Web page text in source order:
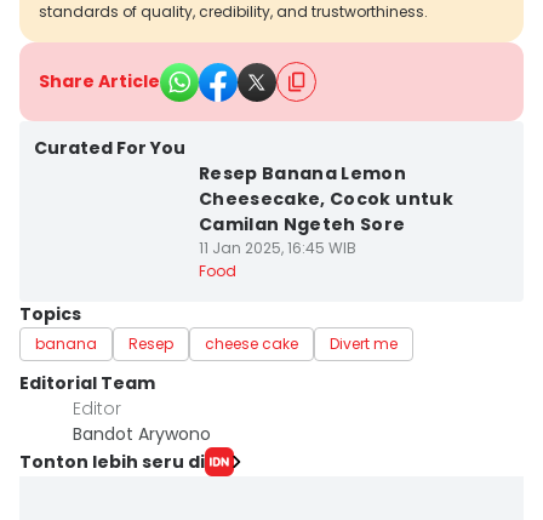
standards of quality, credibility, and trustworthiness.
Share Article
Curated For You
Resep Banana Lemon
Cheesecake, Cocok untuk
Camilan Ngeteh Sore
11 Jan 2025, 16:45 WIB
Food
Topics
banana Resep cheese cake Divert me
Editorial Team
Editor
Bandot Arywono
Tonton lebih seru di